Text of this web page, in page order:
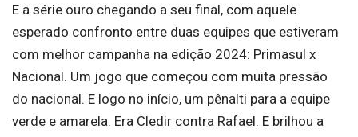
E a série ouro chegando a seu final, com aquele
esperado confronto entre duas equipes que estiveram
com melhor campanha na edição 2024: Primasul x
Nacional. Um jogo que começou com muita pressão
do nacional. E logo no início, um pênalti para a equipe
verde e amarela. Era Cledir contra Rafael. E brilhou a